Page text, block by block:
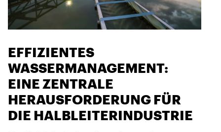
EFFIZIENTES
WASSERMANAGEMENT:
EINE ZENTRALE
HERAUSFORDERUNG FÜR
DIE HALBLEITERINDUSTRIE